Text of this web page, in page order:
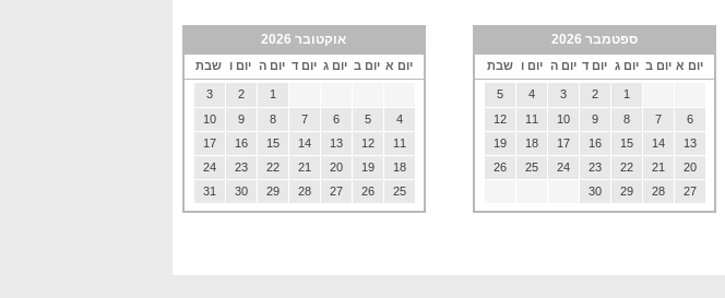
ספטמבר 2026
יום א יום ב יום ג יום ד יום ה יום ו שבת
1
2
3
4
5
6
7
8
9
10
11
12
13
14
15
16
17
18
19
20
21
22
23
24
25
26
27
28
29
30
אוקטובר 2026
יום א יום ב יום ג יום ד יום ה יום ו שבת
1
2
3
4
5
6
7
8
9
10
11
12
13
14
15
16
17
18
19
20
21
22
23
24
25
26
27
28
29
30
31